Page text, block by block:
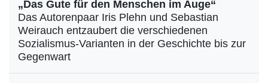
„Das Gute für den Menschen im Auge“
Das Autorenpaar Iris Plehn und Sebastian
Weirauch entzaubert die verschiedenen
Sozialismus-Varianten in der Geschichte bis zur
Gegenwart